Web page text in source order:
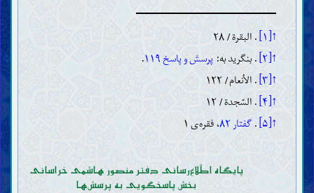
↑[۱]
. البقرة/ ۲۸
↑[۲]
. بنگرید به:پرسش و پاسخ ۱۱۹
.
↑[۳]
. الأنعام/ ۱۲۲
↑[۴]
. السّجدة/ ۱۲
↑[۵]
.گفتار ۸۲ ، فقره‌ی ۱
پایگاه اطّلاع‌رسانی دفتر منصور هاشمی خراسانی
بخش پاسخگویی به پرسش‌ها